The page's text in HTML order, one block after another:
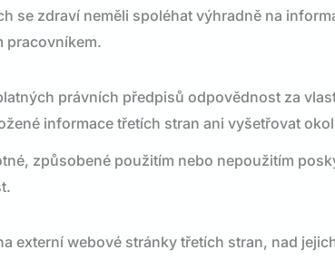
se zdraví neměli spoléhat výhradně na
pracovníkem.
právních předpisů odpovědnost za
informace třetích stran ani vyšetřovat
způsobené použitím nebo nepoužitím
externí webové stránky třetích stran, nad